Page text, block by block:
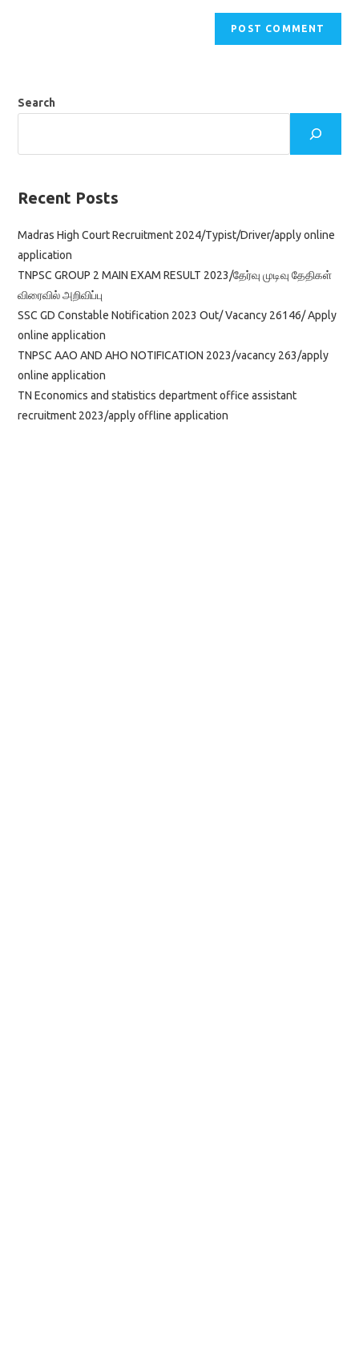
Search
Recent Posts
Madras High Court Recruitment 2024/Typist/Driver/apply online
application
TNPSC GROUP 2 MAIN EXAM RESULT 2023/தேர்வு முடிவு தேதிகள்
விரைவில் அறிவிப்பு
SSC GD Constable Notification 2023 Out/ Vacancy 26146/ Apply
online application
TNPSC AAO AND AHO NOTIFICATION 2023/vacancy 263/apply
online application
TN Economics and statistics department office assistant
recruitment 2023/apply offline application